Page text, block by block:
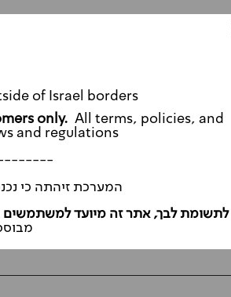
All terms, policies, and
and regulations
המערכת זיהתה כי
of Israel borders
לתשומת לבך, אתר זה מיועד למשתמשים